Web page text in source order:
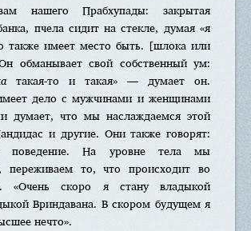
нашего Прабхупады: закрытая
пчела сидит на стекле, думая «я
также имеет место быть. [шлока или
обманывает свой собственный ум:
такая-то и такая» — думает он.
дело с мужчинами и женщинами
думает, что мы наслаждаемся этой
и другие. Они также говорят:
поведение. На уровне тела мы
переживаем то, что происходит во
«Очень скоро я стану владыкой
Вриндавана. В скором будущем я
нечто».